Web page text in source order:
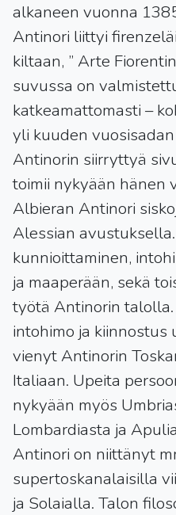
alkaneen vuonna
Antinori liittyi
kiltaan, ” Arte
suvussa on
katkeamattomasti –
yli kuuden
Antinorin siirryttyä
toimii nykyään hänen
Albieran Antinori
Alessian
kunnioittaminen,
ja maaperään, sekä
työtä Antinorin
intohimo ja kiinnostus
vienyt Antinorin
Italiaan. Upeita
nykyään myös
Lombardiasta ja
Antinori on niittänyt
supertoskanalaisilla
ja Solaialla. Talon